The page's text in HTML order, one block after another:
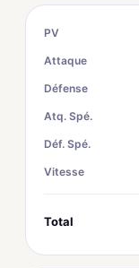
PV
Attaque
Défense
Atq. Spé.
Déf. Spé.
Vitesse
Total